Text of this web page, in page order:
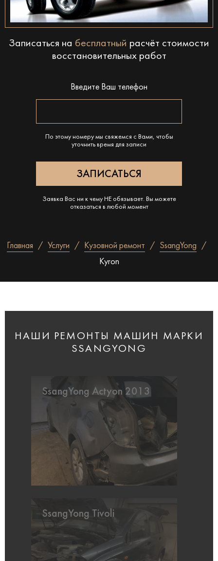
Записаться на бесплатный расчёт стоимости
восстановительных работ
Введите Ваш телефон
По этому номеру мы свяжемся с Вами, чтобы
уточнить время для записи
Заявка Вас ни к чему НЕ обязывает. Вы можете
отказаться в любой момент
Главная Услуги Кузовной ремонт
SsangYong
Kyron
НАШИ РЕМОНТЫ МАШИН МАРКИ
SSANGYONG
SsangYong Actyon 2013
SsangYong Tivoli